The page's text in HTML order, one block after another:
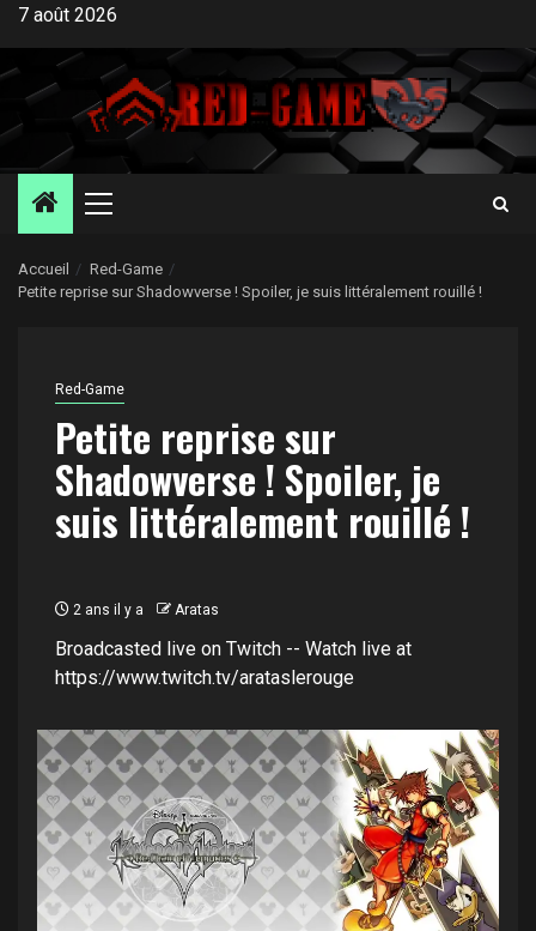
Aller
contenu
7 août 2026
Menu
Accueil
Red-Game
Petite reprise sur Shadowverse ! Spoiler, je suis littéralement rouillé !
Red-Game
Petite reprise sur
Shadowverse ! Spoiler, je
suis littéralement rouillé !
2 ans il y a Aratas
Broadcasted live on Twitch -- Watch live at
https://www.twitch.tv/arataslerouge